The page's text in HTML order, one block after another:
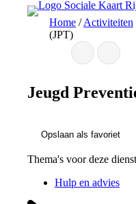
Home /Activiteiten
(JPT)
Jeugd
Opslaan als favoriet
Thema's voor deze
Hulp en advies